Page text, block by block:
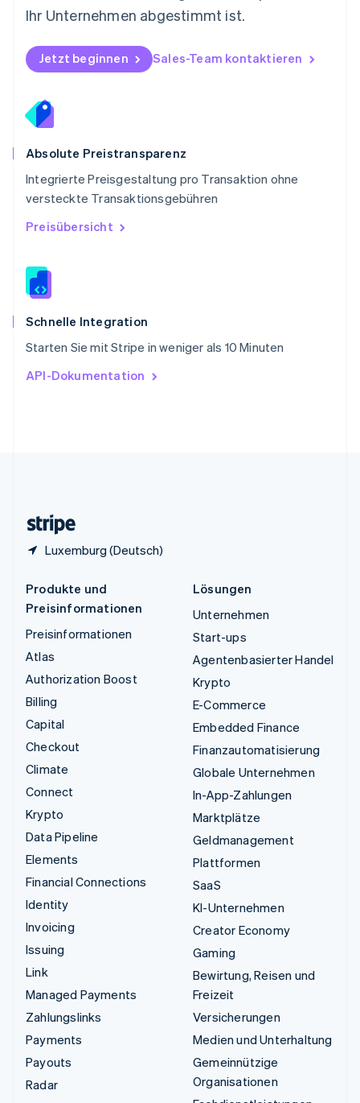
Ihr Unternehmen abgestimmt ist.
Jetzt beginnen Sales-Team kontaktieren
Absolute Preistransparenz
Integrierte Preisgestaltung pro Transaktion ohne
versteckte Transaktionsgebühren
Preisübersicht
Schnelle Integration
Starten Sie mit Stripe in weniger als 10 Minuten
API-Dokumentation
Luxemburg (Deutsch)
Rumänien
Schweden
Svenska English
Deutsch
Singapur
English
Slowakei
Slowenien
EnglishItaliano
Sonderverwaltungsregion Hongkong,
Spanien
Thailand
ไทยEnglish
English
English
Produkte und
Preisinformationen
Preisinformationen
Atlas
Authorization Boost
Billing
Capital
Checkout
Climate
Connect
Krypto
Data Pipeline
Elements
Financial Connections
Identity
Invoicing
Issuing
Link
Managed Payments
Zahlungslinks
Payments
Payouts
Radar
Lösungen
Unternehmen
Start-ups
Agentenbasierter Handel
Krypto
E-Commerce
Embedded Finance
Finanzautomatisierung
Globale Unternehmen
In-App-Zahlungen
Marktplätze
Geldmanagement
Plattformen
SaaS
KI-Unternehmen
Creator Economy
Gaming
Bewirtung, Reisen und
Freizeit
Versicherungen
Medien und Unterhaltung
Gemeinnützige
Organisationen